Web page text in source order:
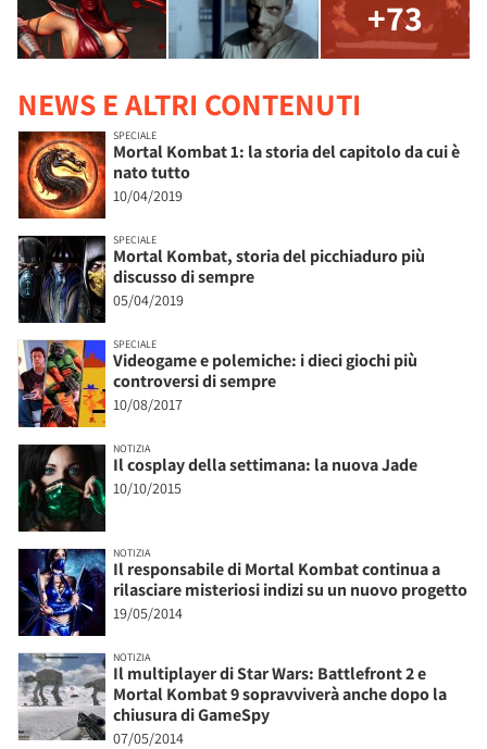
+73
NEWS E ALTRI CONTENUTI
SPECIALE
Mortal Kombat 1: la storia del capitolo da cui è
nato tutto
10/04/2019
SPECIALE
Mortal Kombat, storia del picchiaduro più
discusso di sempre
05/04/2019
SPECIALE
Videogame e polemiche: i dieci giochi più
controversi di sempre
10/08/2017
NOTIZIA
Il cosplay della settimana: la nuova Jade
10/10/2015
NOTIZIA
Il responsabile di Mortal Kombat continua a
rilasciare misteriosi indizi su un nuovo progetto
19/05/2014
NOTIZIA
Il multiplayer di Star Wars: Battlefront 2 e
Mortal Kombat 9 sopravviverà anche dopo la
chiusura di GameSpy
07/05/2014